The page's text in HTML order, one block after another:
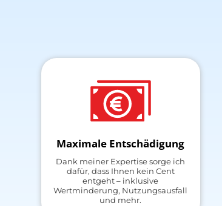
Maximale Entschädigung
Dank meiner Expertise sorge ich
dafür, dass Ihnen kein Cent
entgeht – inklusive
Wertminderung, Nutzungsausfall
und mehr.